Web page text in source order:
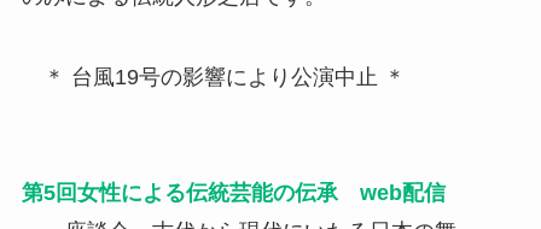
＊ 台風19号の影響により公演中止 ＊
第5回女性による伝統芸能の伝承 web配信